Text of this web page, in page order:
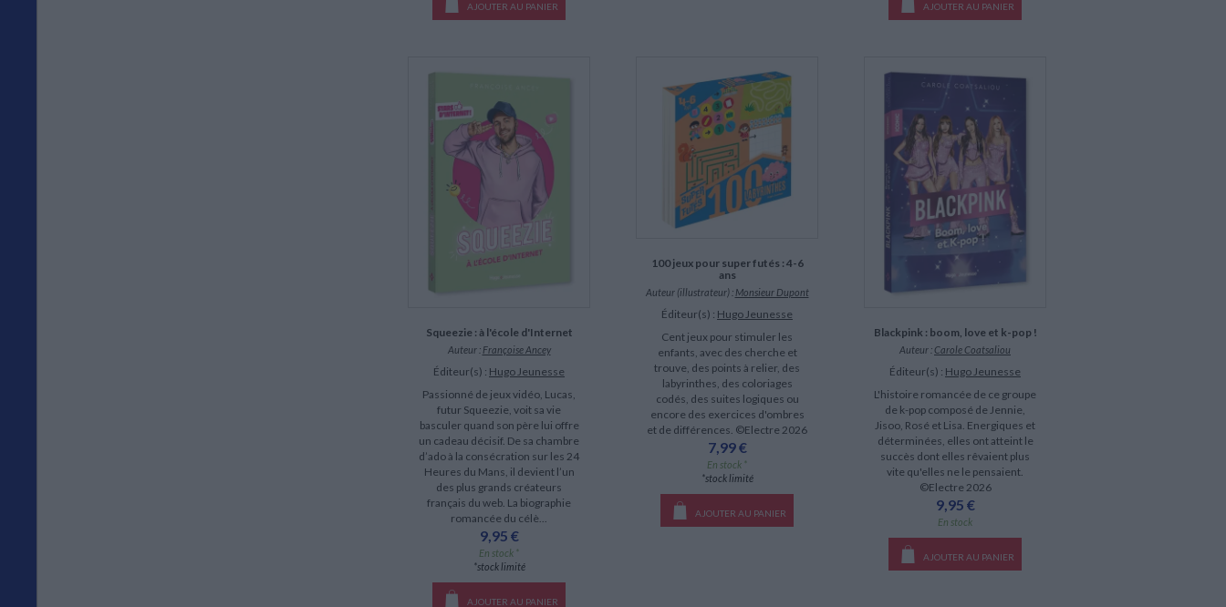
AJOUTER AU PANIER AJOUTER AU PANIER
Squeezie : à l'école d'Internet
Auteur : Françoise Ancey
Éditeur(s) : Hugo Jeunesse
Passionné de jeux vidéo, Lucas,
futur Squeezie, voit sa vie
basculer quand son père lui offre
un cadeau décisif. De sa chambre
d’ado à la consécration sur les 24
Heures du Mans, il devient l’un
des plus grands créateurs
français du web. La biographie
romancée du célè...
9,95 €
En stock *
*stock limité
AJOUTER AU PANIER
100 jeux pour super futés : 4-6
ans
Auteur (illustrateur) : Monsieur Dupont
Éditeur(s) : Hugo Jeunesse
Cent jeux pour stimuler les
enfants, avec des cherche et
trouve, des points à relier, des
labyrinthes, des coloriages
codés, des suites logiques ou
encore des exercices d'ombres
et de différences. ©Electre 2026
7,99 €
En stock *
*stock limité
AJOUTER AU PANIER
Blackpink : boom, love et k-pop !
Auteur : Carole Coatsaliou
Éditeur(s) : Hugo Jeunesse
L'histoire romancée de ce groupe
de k-pop composé de Jennie,
Jisoo, Rosé et Lisa. Energiques et
déterminées, elles ont atteint le
succès dont elles rêvaient plus
vite qu'elles ne le pensaient.
©Electre 2026
9,95 €
En stock
AJOUTER AU PANIER